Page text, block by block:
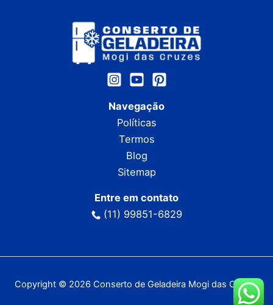
Navegação
Políticas
Termos
Blog
Sitemap
Entre em contato
(11) 99851-6829
Copyright © 2026 Conserto de Geladeira Mogi das Cruzes